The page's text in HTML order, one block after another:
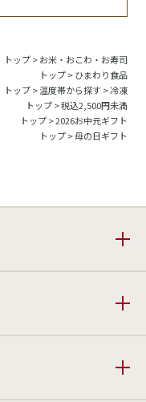
トップ>お米・おこわ・お寿司
トップ>ひまわり食品
トップ>温度帯から探す >冷凍
トップ>税込2,500円未満
トップ>2026お中元ギフト
トップ>母の日ギフト